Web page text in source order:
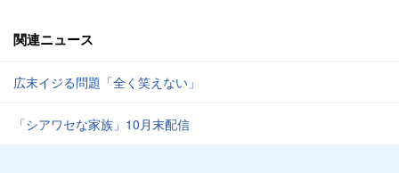
関連ニュース
広末イジる問題「全く笑えない」
「シアワセな家族」10月末配信